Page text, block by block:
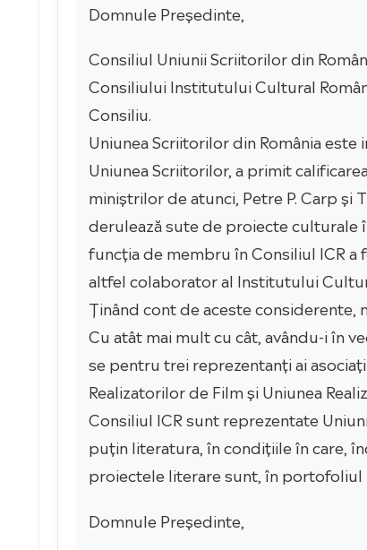
Domnule Președinte,
Consiliul Uniunii Scriitorilor din
Consiliului Institutului Cultural
Consiliu.
Uniunea Scriitorilor din România
Uniunea Scriitorilor, a primit
miniștrilor de atunci, Petre P. Carp
derulează sute de proiecte culturale
funcția de membru în Consiliul ICR
altfel colaborator al Institutului
Ținând cont de aceste
Cu atât mai mult cu cât, avându-i în
se pentru trei reprezentanți ai
Realizatorilor de Film și Uniunea
Consiliul ICR sunt reprezentate
puțin literatura, în condițiile în care,
proiectele literare sunt, în portofoliul
Domnule Președinte,